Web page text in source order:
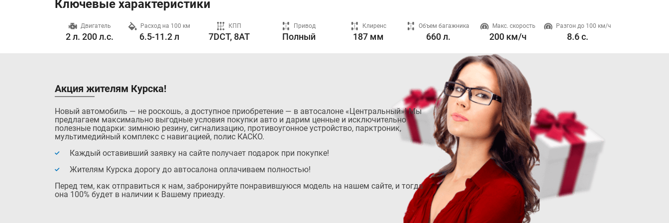
Ключевые характеристики
Двигатель
2 л. 200 л.с.
Расход на 100 км
6.5-11.2 л
КПП
7DCT, 8AT
Привод
Полный
Клиренс
187 мм
Объем багажника
660 л.
Макс. скорость
200 км/ч
Разгон до 100 км/ч
8.6 с.
Акция жителям Курска!
Новый автомобиль — не роскошь, а доступное приобретение — в автосалоне «Центральный»! Мы
предлагаем максимально выгодные условия покупки авто и дарим ценные и исключительно
полезные подарки: зимнюю резину, сигнализацию, противоугонное устройство, парктроник,
мультимедийный комплекс с навигацией, полис КАСКО.
Каждый оставивший заявку на сайте получает подарок при покупке!
Жителям Курска дорогу до автосалона оплачиваем полностью!
Перед тем, как отправиться к нам, забронируйте понравившуюся модель на нашем сайте, и тогда
она 100% будет в наличии к Вашему приезду.